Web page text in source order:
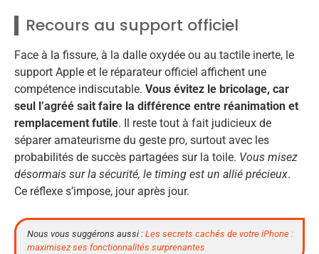
Recours au support officiel
Face à la fissure, à la dalle oxydée ou au tactile inerte, le
support Apple et le réparateur officiel affichent une
compétence indiscutable. Vous évitez le bricolage, car
seul l’agréé sait faire la différence entre réanimation et
remplacement futile. Il reste tout à fait judicieux de
séparer amateurisme du geste pro, surtout avec les
probabilités de succès partagées sur la toile. Vous misez
désormais sur la sécurité, le timing est un allié précieux.
Ce réflexe s’impose, jour après jour.
Nous vous suggérons aussi : Les secrets cachés de votre iPhone :
maximisez ses fonctionnalités surprenantes